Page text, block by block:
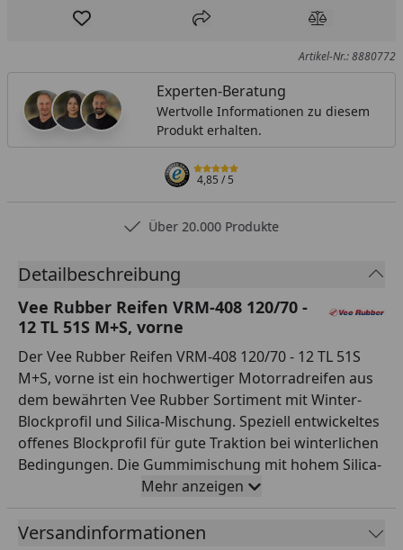
Produkt zur Wunschliste hinzufügen
Teilen Produkt
Artikel-Nr.: 8880772
Experten-Beratung
Wertvolle Informationen zu diesem
Produkt erhalten.
4,85/ 5
Über 20.000 Produkte
Detailbeschreibung
Vee Rubber Reifen VRM-408 120/70 -
12 TL 51S M+S, vorne
Der Vee Rubber Reifen VRM-408 120/70 - 12 TL 51S
M+S, vorne ist ein hochwertiger Motorradreifen aus
dem bewährten Vee Rubber Sortiment mit Winter-
Blockprofil und Silica-Mischung. Speziell entwickeltes
offenes Blockprofil für gute Traktion bei winterlichen
Bedingungen. Die Gummimischung mit hohem Silica-
Anteil bietet überragenden Grip bei Nässe und
niedrigen Temperaturen. Die Größe ist typisch für
mittlere und größere Roller und passt zu den
Mehr anzeigen
Versandinformationen